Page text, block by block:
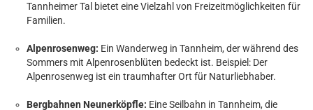
Tannheimer Tal bietet eine Vielzahl von Freizeitmöglichkeiten für
Familien.
Alpenrosenweg: Ein Wanderweg in Tannheim, der während des
Sommers mit Alpenrosenblüten bedeckt ist. Beispiel: Der
Alpenrosenweg ist ein traumhafter Ort für Naturliebhaber.
Bergbahnen Neunerköpfle: Eine Seilbahn in Tannheim, die